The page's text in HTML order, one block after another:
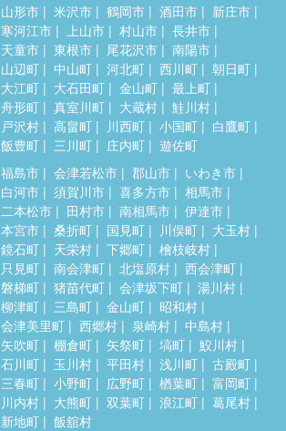
山形市 米沢市 鶴岡市 酒田市
新庄市
寒河江市
上山市 村山市
長井市
天童市
東根市 尾花沢市
南陽市
山辺町
中山町 河北町 西川町
朝日町
大江町
大石田町 金山町
最上町
舟形町
真室川町 大蔵村
鮭川村
戸沢村
高畠町 川西町 小国町
白鷹町
飯豊町
三川町 庄内町 遊佐町
福島市 会津若松市 郡山市
いわき市
白河市
須賀川市 喜多方市
相馬市
二本松市
田村市 南相馬市
伊達市
本宮市
桑折町 国見町 川俣町
大玉村
鏡石町
天栄村 下郷町
檜枝岐村
只見町
南会津町 北塩原村
西会津町
磐梯町
猪苗代町 会津坂下町
湯川村
柳津町
三島町 金山町
昭和村
会津美里町
西郷村 泉崎村
中島村
矢吹町
棚倉町 矢祭町 塙町
鮫川村
石川町
玉川村 平田村 浅川町
古殿町
三春町
小野町 広野町 楢葉町
富岡町
川内村
大熊町 双葉町 浪江町
葛尾村
新地町
飯舘村